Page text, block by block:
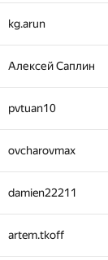
kg.arun
Алексей Саплин
pvtuan10
ovcharovmax
damien22211
artem.tkoff
liympanda
Shtirlets08
JohnDeeBeeCooper
mors.stepan
JustSomeDude22